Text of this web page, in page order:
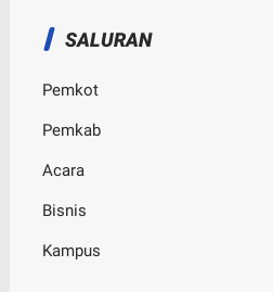
SALURAN
Pemkot
Pemkab
Acara
Bisnis
Kampus